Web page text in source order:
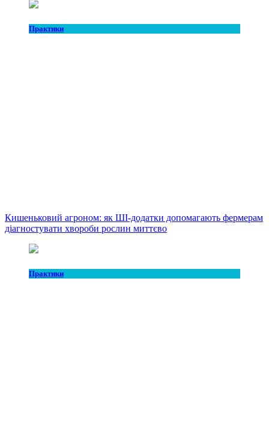
Практики
Кишеньковий агроном: як ШІ-додатки допомагають фермерам
діагностувати хвороби рослин миттєво
Практики